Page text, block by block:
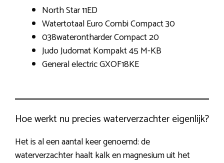
North Star 11ED
Watertotaal Euro Combi Compact 30
038waterontharder Compact 20
Judo Judomat Kompakt 45 M-KB
General electric GXOF18KE
Hoe werkt nu precies waterverzachter eigenlijk?
Het is al een aantal keer genoemd: de
waterverzachter haalt kalk en magnesium uit het